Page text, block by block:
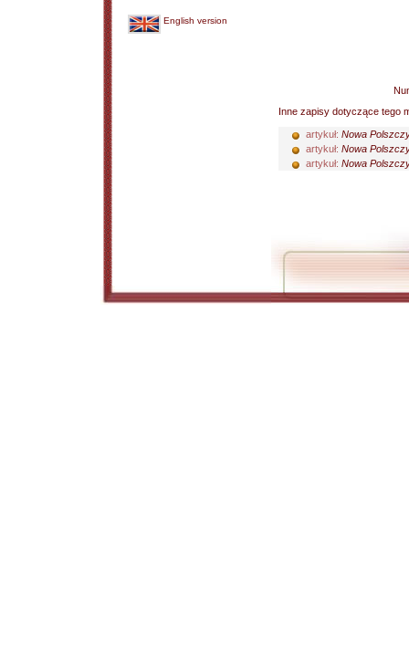
English version
Inne zapisy dotyczące tego
artykuł: Nowa
artykuł: Nowa
artykuł: Nowa